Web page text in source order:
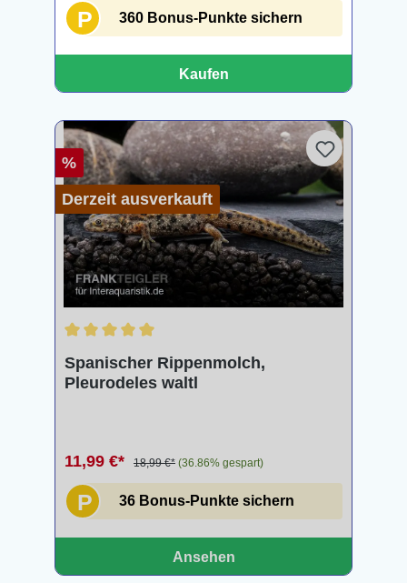
P 360 Bonus-Punkte sichern
Kaufen
%
Derzeit ausverkauft
Spanischer Rippenmolch,
Pleurodeles waltl
11,99 €* 18,99 €* (36.86% gespart)
P 36 Bonus-Punkte sichern
Ansehen